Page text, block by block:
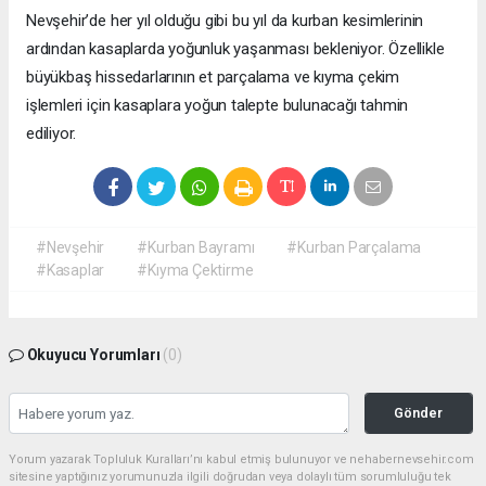
Nevşehir’de her yıl olduğu gibi bu yıl da kurban kesimlerinin
ardından kasaplarda yoğunluk yaşanması bekleniyor. Özellikle
büyükbaş hissedarlarının et parçalama ve kıyma çekim
işlemleri için kasaplara yoğun talepte bulunacağı tahmin
ediliyor.
#Nevşehir #Kurban Bayramı
#Kurban Parçalama
#Kasaplar
#Kıyma Çektirme
Okuyucu Yorumları (0)
Gönder
Yorum yazarak Topluluk Kuralları’nı kabul etmiş bulunuyor ve nehabernevsehir.com
sitesine yaptığınız yorumunuzla ilgili doğrudan veya dolaylı tüm sorumluluğu tek